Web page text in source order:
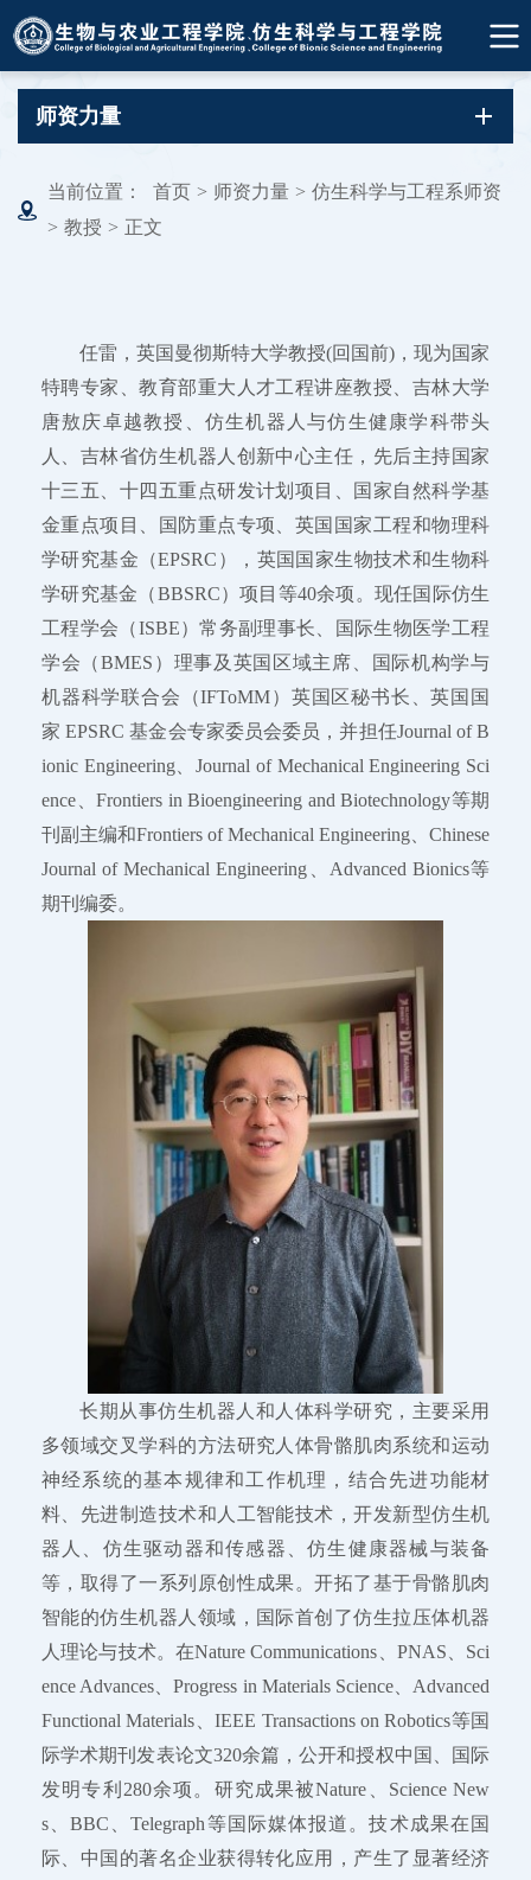
师资力量
当前位置： 首页 > 师资力量 > 仿生科学与工程系师资
> 教授 > 正文
任雷，英国曼彻斯特大学教授(回国前)，现为国家
特聘专家、教育部重大人才工程讲座教授、吉林大学
唐敖庆卓越教授、仿生机器人与仿生健康学科带头
人、吉林省仿生机器人创新中心主任，先后主持国家
十三五、十四五重点研发计划项目、国家自然科学基
金重点项目、国防重点专项、英国国家工程和物理科
学研究基金（EPSRC），英国国家生物技术和生物科
学研究基金（BBSRC）项目等40余项。现任国际仿生
工程学会（ISBE）常务副理事长、国际生物医学工程
学会（BMES）理事及英国区域主席、国际机构学与
机器科学联合会（IFToMM）英国区秘书长、英国国
家 EPSRC 基金会专家委员会委员，并担任Journal of B
ionic Engineering、Journal of Mechanical Engineering Sci
ence、Frontiers in Bioengineering and Biotechnology等期
刊副主编和Frontiers of Mechanical Engineering、Chinese
Journal of Mechanical Engineering、Advanced Bionics等
期刊编委。
长期从事仿生机器人和人体科学研究，主要采用
多领域交叉学科的方法研究人体骨骼肌肉系统和运动
神经系统的基本规律和工作机理，结合先进功能材
料、先进制造技术和人工智能技术，开发新型仿生机
器人、仿生驱动器和传感器、仿生健康器械与装备
等，取得了一系列原创性成果。开拓了基于骨骼肌肉
智能的仿生机器人领域，国际首创了仿生拉压体机器
人理论与技术。在Nature Communications、PNAS、Sci
ence Advances、Progress in Materials Science、Advanced
Functional Materials、IEEE Transactions on Robotics等国
际学术期刊发表论文320余篇，公开和授权中国、国际
发明专利280余项。研究成果被Nature、Science New
s、BBC、Telegraph等国际媒体报道。技术成果在国
际、中国的著名企业获得转化应用，产生了显著经济